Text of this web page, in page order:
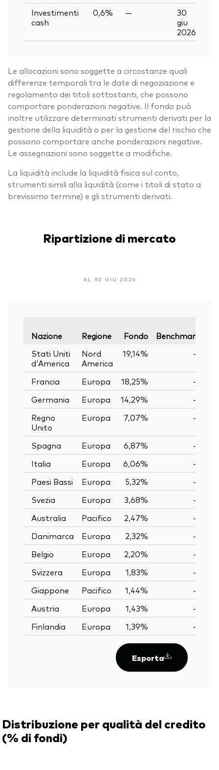
Investimenti
cash
0,6% —
30
giu
2026
Le allocazioni sono soggette a circostanze quali
differenze temporali tra le date di negoziazione e
regolamento dei titoli sottostanti, che possono
comportare ponderazioni negative. Il fondo può
inoltre utilizzare determinati strumenti derivati per la
gestione della liquidità o per la gestione del rischio che
possono comportare anche ponderazioni negative.
Le assegnazioni sono soggette a modifiche.
La liquidità include la liquidità fisica sul conto,
strumenti simili alla liquidità (come i titoli di stato a
brevissimo termine) e gli strumenti derivati.
Ripartizione di mercato
AL 30 GIU 2026
Nazione Regione Fondo Benchmark
Stati Uniti
d'America
Nord
America
19,14% —
Francia Europa 18,25%
—
Germania
Europa 14,29%
—
Regno
Unito
Europa 7,07% —
Spagna Europa 6,87%
—
Italia
Europa 6,06%
—
Paesi Bassi
Europa 5,32%
—
Svezia
Europa 3,68%
—
Australia
Pacifico 2,47%
—
Danimarca
Europa 2,32%
—
Belgio
Europa 2,20%
—
Svizzera
Europa 1,83%
—
Giappone
Pacifico 1,44%
—
Austria
Europa 1,43%
—
Finlandia
Europa 1,39% —
Esporta
Distribuzione per qualità del credito
(% di fondi)